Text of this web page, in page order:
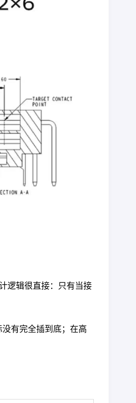
逻辑很直接：只有当接
有完全插到底；在高